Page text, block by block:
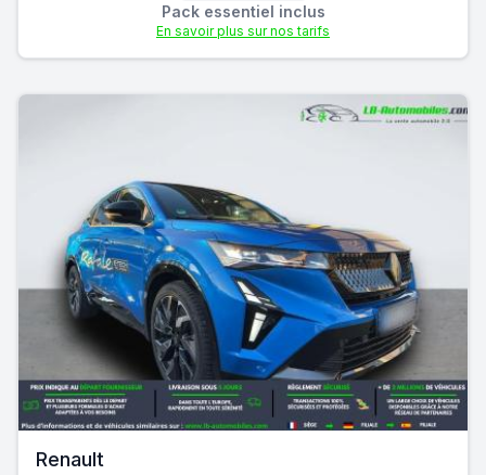
Pack essentiel inclus
En savoir plus sur nos tarifs
Renault